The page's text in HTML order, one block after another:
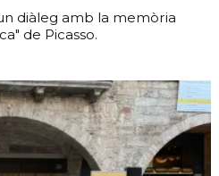
diàleg amb la memòria
de Picasso.